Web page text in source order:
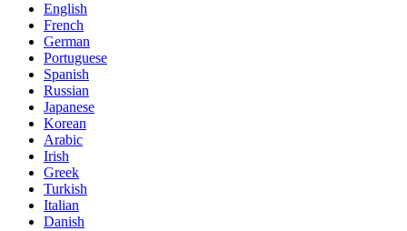
English
French
German
Portuguese
Spanish
Russian
Japanese
Korean
Arabic
Irish
Greek
Turkish
Italian
Danish